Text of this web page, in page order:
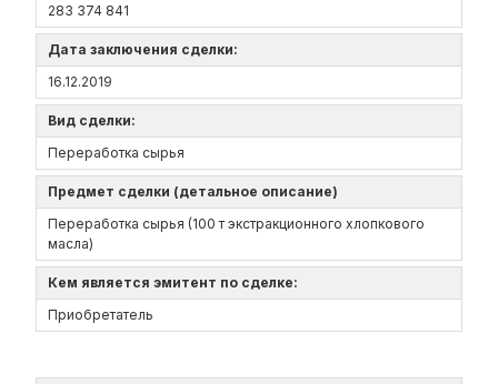
283 374 841
Дата заключения сделки:
16.12.2019
Вид сделки:
Переработка сырья
Предмет сделки (детальное описание)
Переработка сырья (100 т экстракционного хлопкового
масла)
Кем является эмитент по сделке:
Приобретатель